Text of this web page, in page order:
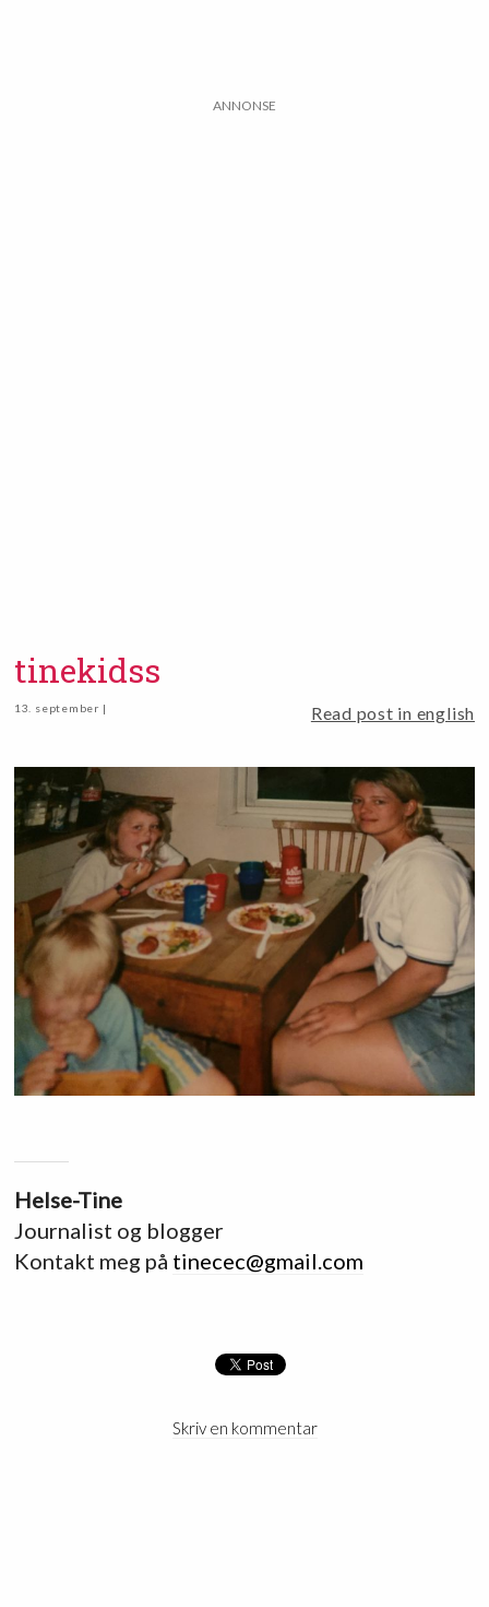
ANNONSE
tinekidss
13. september | Read post in english
Helse-Tine
Journalist og blogger
Kontakt meg på tinecec@gmail.com
Skriv en kommentar